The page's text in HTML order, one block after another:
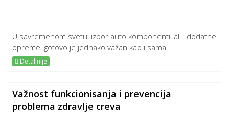
U savremenom svetu, izbor auto komponenti, ali i dodatne
opreme, gotovo je jednako važan kao i sama ...
Detaljnije
Važnost funkcionisanja i prevencija
problema zdravlje creva